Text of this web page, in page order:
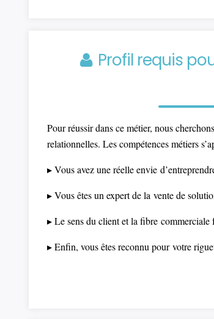
Profil requis
Pour réussir dans ce métier, nous
relationnelles. Les compétences métiers
▸ Vous avez une réelle envie
▸ Vous êtes un expert de la vente de
▸ Le sens du client et la fibre commerciale
▸ Enfin, vous êtes reconnu pourvotre